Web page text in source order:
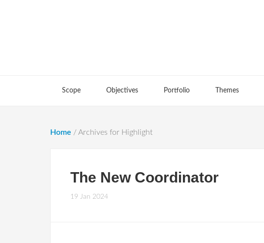
Scope Objectives Portfolio Themes
Home / Archives for Highlight
The New Coordinator
19 Jan 2024